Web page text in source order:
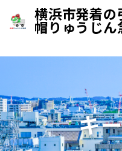
横浜市発着
帽りゅうじん
キ